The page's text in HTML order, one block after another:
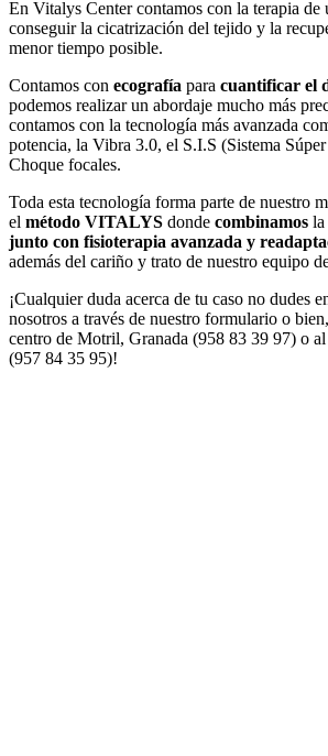
En Vitalys Center contamos con la terapia de
conseguir la cicatrización del tejido y la
menor tiempo posible.
Contamos con ecografía para cuantificar el
podemos realizar un abordaje mucho más
contamos con la tecnología más avanzada
potencia, la Vibra 3.0, el S.I.S (Sistema
Choque focales.
Toda esta tecnología forma parte de nuestro
el método VITALYS donde combinamos la
junto con fisioterapia avanzada y
además del cariño y trato de nuestro equipo
¡Cualquier duda acerca de tu caso no dudes
nosotros a través de nuestro formulario o
centro de Motril, Granada (958 83 39 97) o
(957 84 35 95)!